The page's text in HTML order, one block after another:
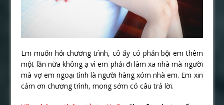
Em muốn hỏi chương trình, cô ấy có phản bội em thêm
một lần nữa không ạ vì em phải đi làm xa nhà mà người
mà vợ em ngoại tình là người hàng xóm nhà em. Em xin
cảm ơn chương trình, mong sớm có câu trả lời.